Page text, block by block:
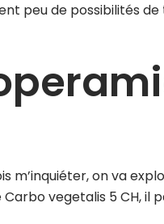
peu de possibilités
m’inquiéter, on va
Carbo vegetalis 5 CH,